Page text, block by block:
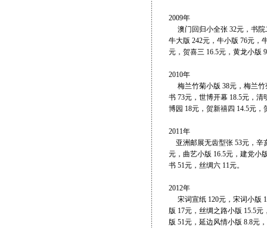
2009年
澳门回归小全张 32元，书院
牛大版 242元，牛小版 76元，
元，贺喜三 16.5元，黄龙小
2010年
梅兰竹菊小版 38元，梅兰竹
书 73元，世博开幕 18.5元，清
博园 18元，贺新禧四 14.5元
2011年
亚洲邮展无齿型张 53元，辛
元，曲艺小版 16.5元，建党小
书 51元，丝绸六 11元。
2012年
宋词宣纸 120元，宋词小版
版 17元，丝绸之路小版 15.5
版 51元，延边风情小版 8.8元